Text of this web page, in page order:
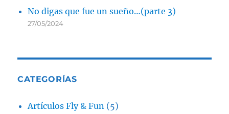
No digas que fue un sueño…(parte 3)
27/05/2024
CATEGORÍAS
Artículos Fly & Fun (5)